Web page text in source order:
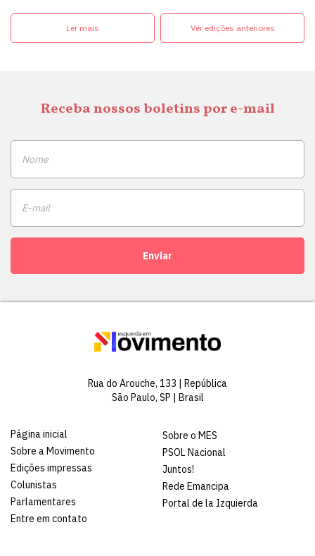
Ler mais Ver edições anteriores
Receba nossos boletins por e-mail
Enviar
Rua do Arouche, 133 | República
São Paulo, SP | Brasil
Página inicial
Sobre a Movimento
Edições impressas
Colunistas
Parlamentares
Entre em contato
Sobre o MES
PSOL Nacional
Juntos!
Rede Emancipa
Portal de la Izquierda